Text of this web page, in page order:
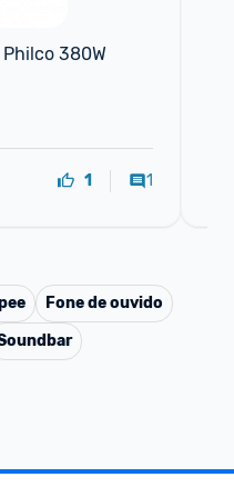
380W
1 1
Fone de ouvido